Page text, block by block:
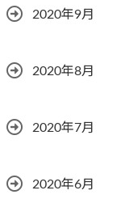
2020年9月
2020年8月
2020年7月
2020年6月